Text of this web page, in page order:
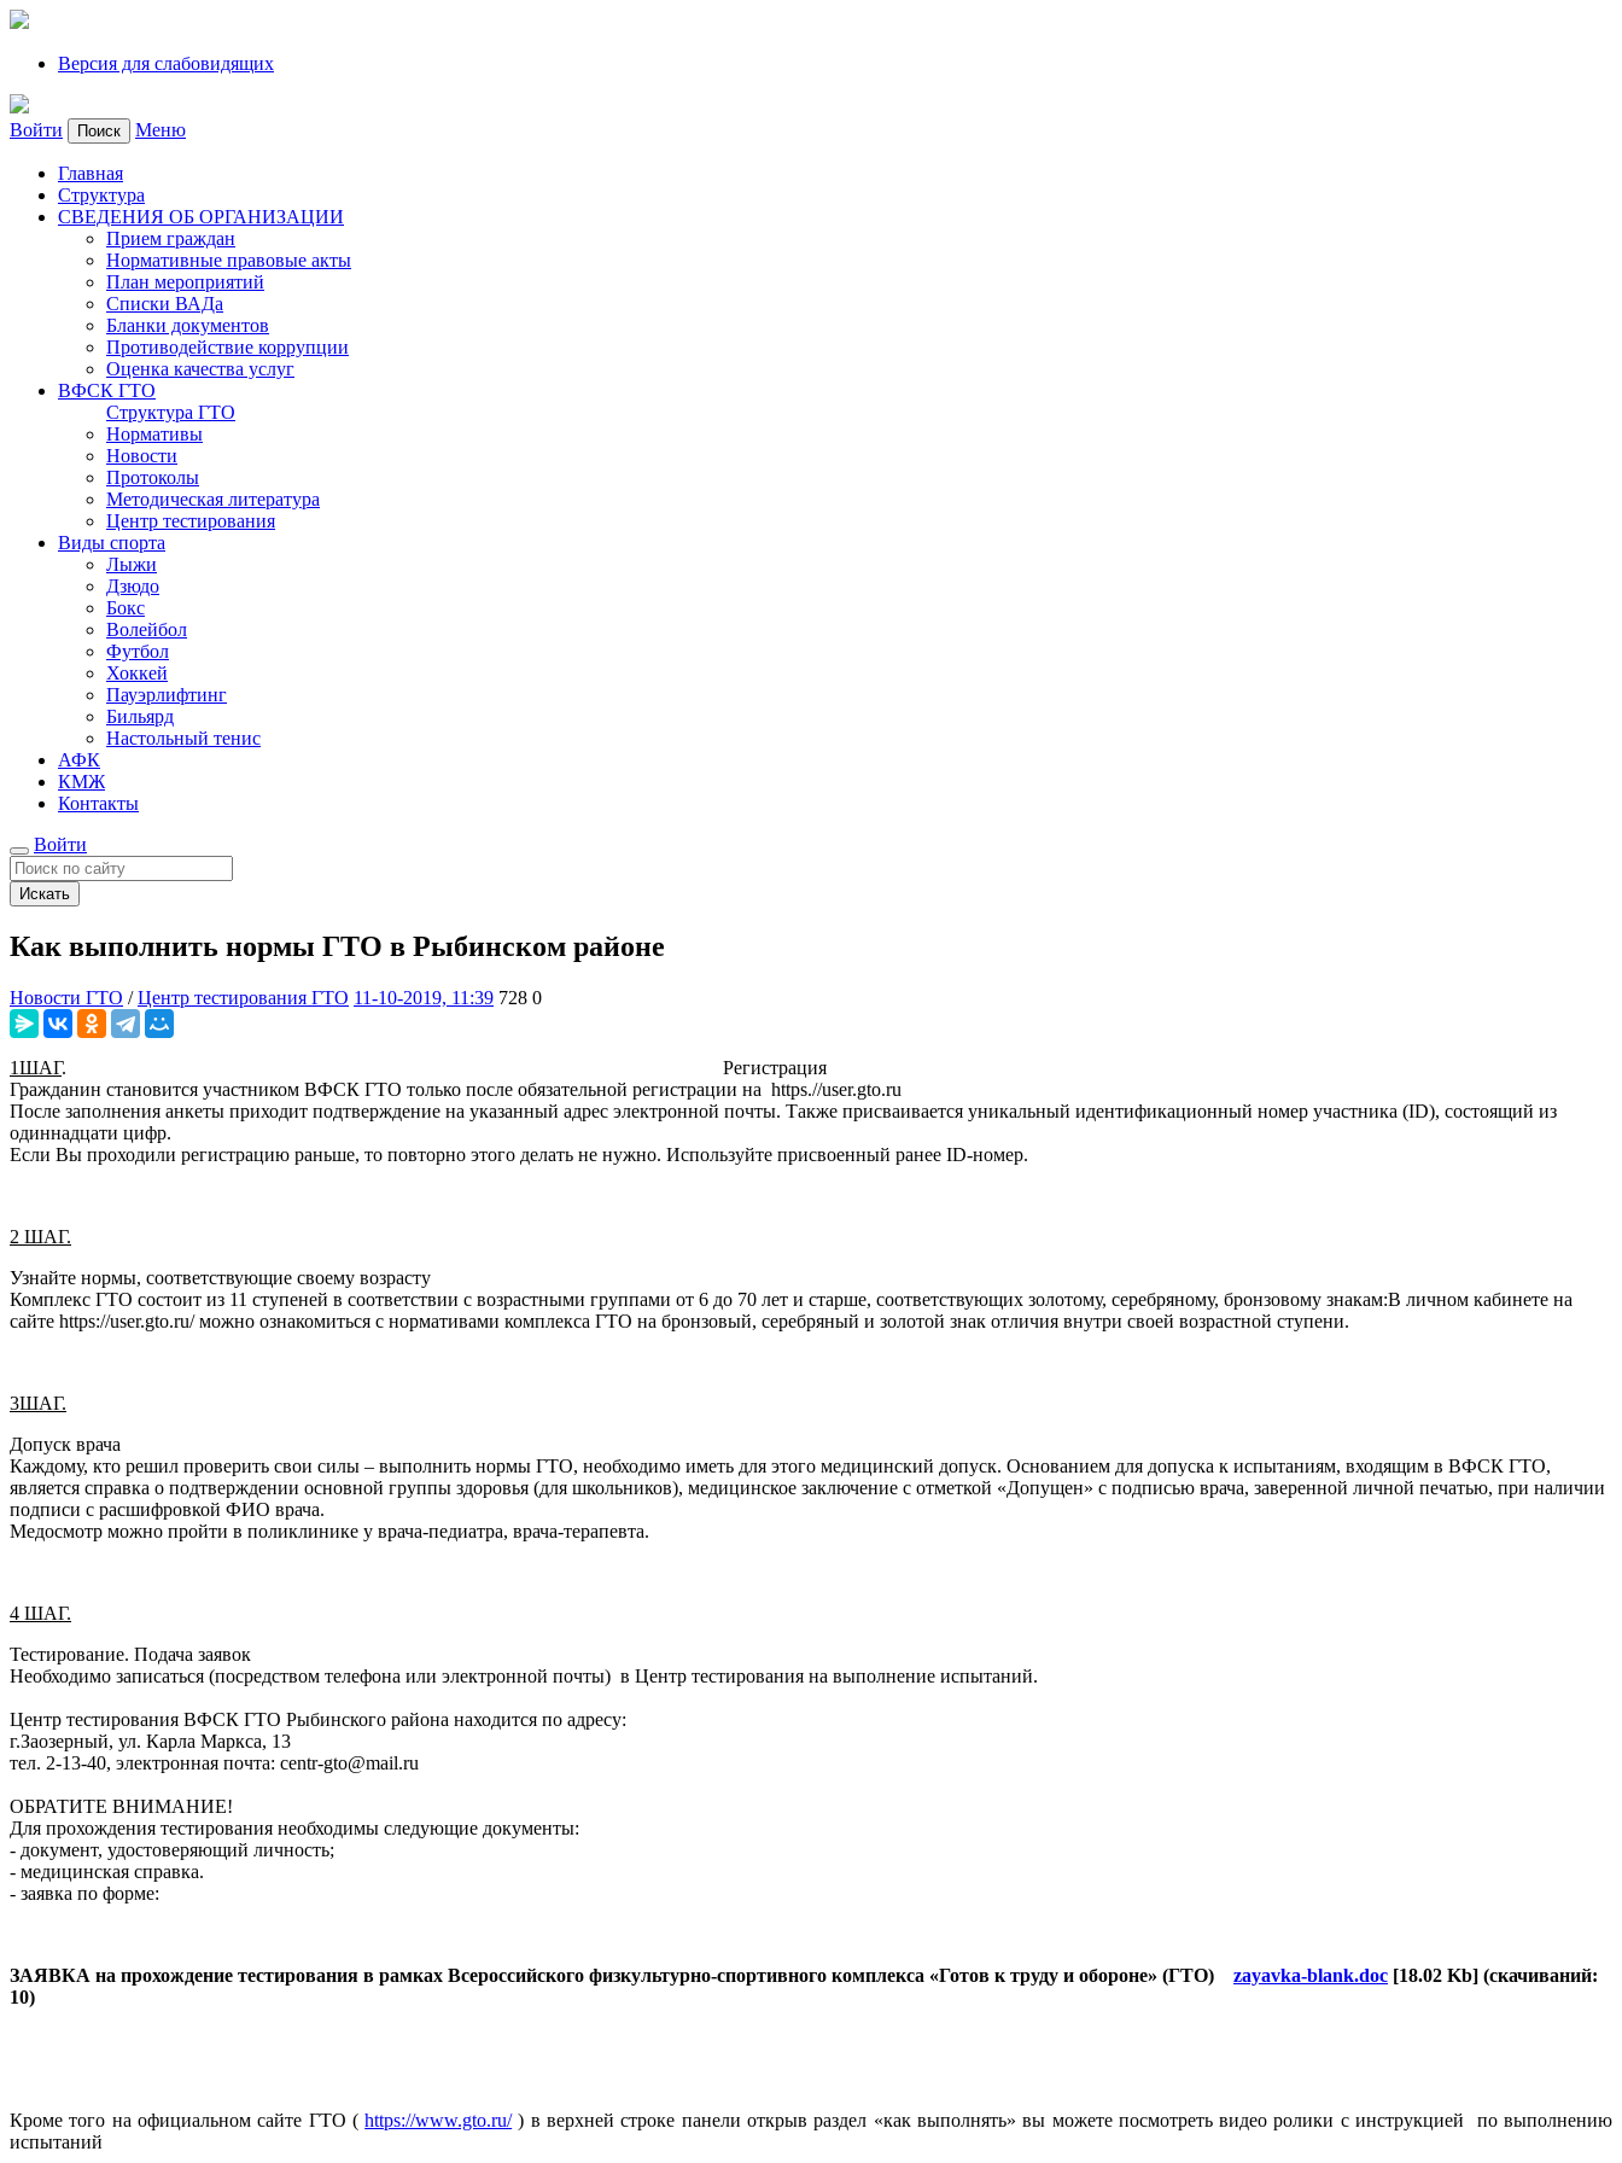
Версия для слабовидящих
Войти Поиск Меню
Главная
Структура
СВЕДЕНИЯ ОБ ОРГАНИЗАЦИИ
Прием граждан
Нормативные правовые акты
План мероприятий
Списки ВАДа
Бланки документов
Противодействие коррупции
Оценка качества услуг
ВФСК ГТО
Структура ГТО
Нормативы
Новости
Протоколы
Методическая литература
Центр тестирования
Виды спорта
Лыжи
Дзюдо
Бокс
Волейбол
Футбол
Хоккей
Пауэрлифтинг
Бильярд
Настольный тенис
АФК
КМЖ
Контакты
Войти
Искать
Как выполнить нормы ГТО в Рыбинском районе
Новости ГТО /Центр тестирования ГТО 11-10-2019, 11:39 728 0
1ШАГ. Регистрация
Гражданин становится участником ВФСК ГТО только после обязательной регистрации на https.//user.gto.ru
После заполнения анкеты приходит подтверждение на указанный адрес электронной почты. Также присваивается уникальный идентификационный номер участника (ID), состоящий из
одиннадцати цифр.
Если Вы проходили регистрацию раньше, то повторно этого делать не нужно. Используйте присвоенный ранее ID-номер.
2 ШАГ.
Узнайте нормы, соответствующие своему возрасту
Комплекс ГТО состоит из 11 ступеней в соответствии с возрастными группами от 6 до 70 лет и старше, соответствующих золотому, серебряному, бронзовому знакам:В личном кабинете на
сайте https://user.gto.ru/ можно ознакомиться с нормативами комплекса ГТО на бронзовый, серебряный и золотой знак отличия внутри своей возрастной ступени.
3ШАГ.
Допуск врача
Каждому, кто решил проверить свои силы – выполнить нормы ГТО, необходимо иметь для этого медицинский допуск. Основанием для допуска к испытаниям, входящим в ВФСК ГТО,
является справка о подтверждении основной группы здоровья (для школьников), медицинское заключение с отметкой «Допущен» с подписью врача, заверенной личной печатью, при наличии
подписи с расшифровкой ФИО врача.
Медосмотр можно пройти в поликлинике у врача-педиатра, врача-терапевта.
4 ШАГ.
Тестирование. Подача заявок
Необходимо записаться (посредством телефона или электронной почты) в Центр тестирования на выполнение испытаний.
Центр тестирования ВФСК ГТО Рыбинского района находится по адресу:
г.Заозерный, ул. Карла Маркса, 13
тел. 2-13-40, электронная почта: centr-gto@mail.ru
ОБРАТИТЕ ВНИМАНИЕ!
Для прохождения тестирования необходимы следующие документы:
- документ, удостоверяющий личность;
- медицинская справка.
- заявка по форме:
ЗАЯВКА на прохождение тестирования в рамках Всероссийского физкультурно-спортивного комплекса «Готов к труду и обороне» (ГТО) zayavka-blank.doc [18.02 Kb] (cкачиваний:
10)
Кроме того на официальном сайте ГТО (https://www.gto.ru/) в верхней строке панели открыв раздел «как выполнять» вы можете посмотреть видео ролики с инструкцией по выполнению
испытаний